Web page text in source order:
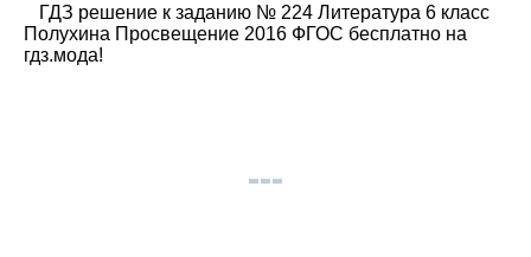
ГДЗ решение к заданию № 224 Литература 6 класс
Полухина Просвещение 2016 ФГОС бесплатно на
гдз.мода!